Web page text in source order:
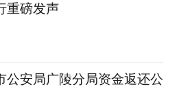
重磅发声
公安局广陵分局资金返还公